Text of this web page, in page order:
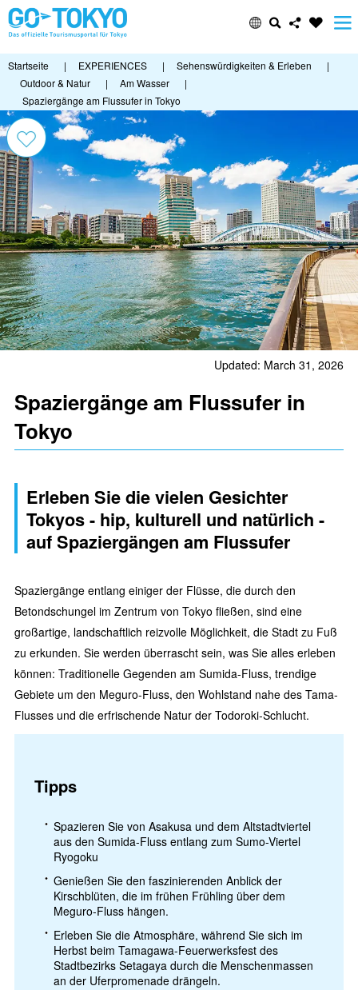
Startseite | EXPERIENCES | Sehenswürdigkeiten & Erleben
|
Outdoor & Natur
| Am Wasser
|
Spaziergänge am Flussufer in Tokyo
Updated: March 31, 2026
Spaziergänge am Flussufer in
Tokyo
Erleben Sie die vielen Gesichter
Tokyos - hip, kulturell und natürlich -
auf Spaziergängen am Flussufer
Spaziergänge entlang einiger der Flüsse, die durch den
Betondschungel im Zentrum von Tokyo fließen, sind eine
großartige, landschaftlich reizvolle Möglichkeit, die Stadt zu Fuß
zu erkunden. Sie werden überrascht sein, was Sie alles erleben
können: Traditionelle Gegenden am Sumida-Fluss, trendige
Gebiete um den Meguro-Fluss, den Wohlstand nahe des Tama-
Flusses und die erfrischende Natur der Todoroki-Schlucht.
Tipps
Spazieren Sie von Asakusa und dem Altstadtviertel
aus den Sumida-Fluss entlang zum Sumo-Viertel
Ryogoku
Genießen Sie den faszinierenden Anblick der
Kirschblüten, die im frühen Frühling über dem
Meguro-Fluss hängen.
Erleben Sie die Atmosphäre, während Sie sich im
Herbst beim Tamagawa-Feuerwerksfest des
Stadtbezirks Setagaya durch die Menschenmassen
an der Uferpromenade drängeln.